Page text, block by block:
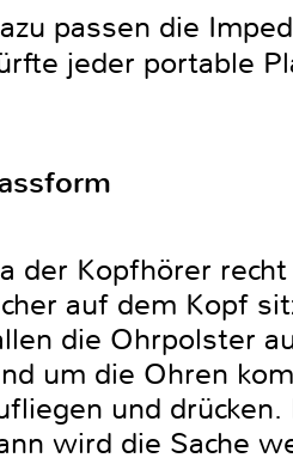
passen die
jeder portable
der Kopfhörer
auf dem Kopf
die Ohrpolster
um die Ohren
und
wird die Sache